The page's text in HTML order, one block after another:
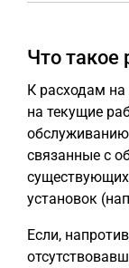
Что такое
К расходам на
на текущие
обслуживанию
связанные с
установок
Если,